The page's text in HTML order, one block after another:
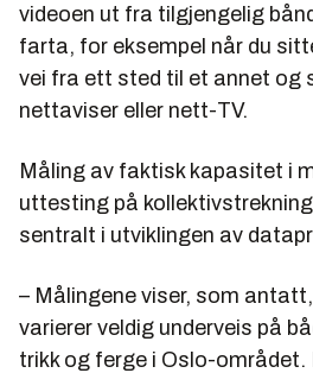
videoen ut fra tilgjengelig
farta, for eksempel når du
vei fra ett sted til et annet og
nettaviser eller nett-TV.
Måling av faktisk kapasitet i
uttesting på
sentralt i utviklingen av
– Målingene viser, som
varierer veldig underveis på
trikk og ferge i Oslo-